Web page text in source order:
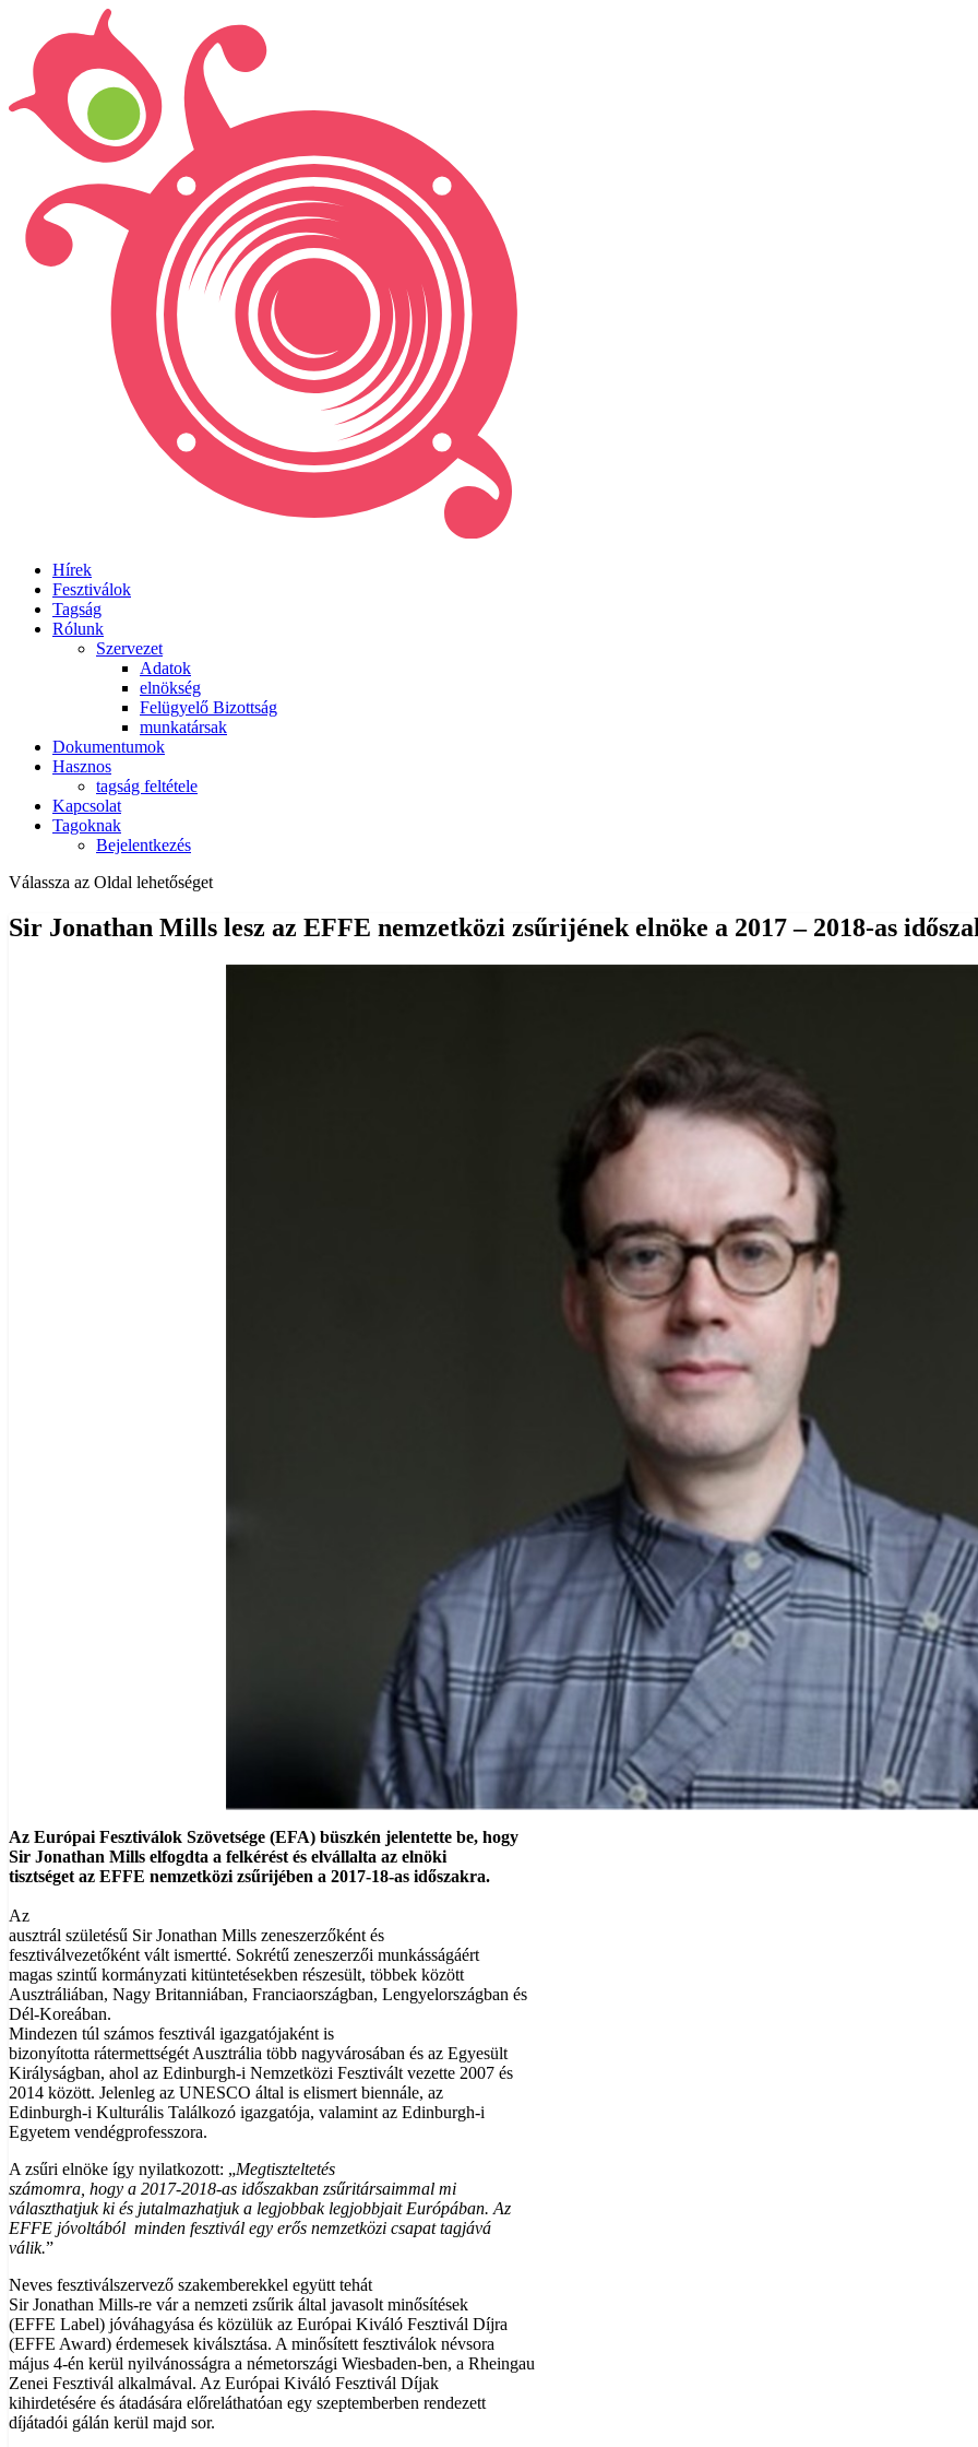
Hírek
Fesztiválok
Tagság
Rólunk
Szervezet
Adatok
elnökség
Felügyelő Bizottság
munkatársak
Dokumentumok
Hasznos
tagság feltétele
Kapcsolat
Tagoknak
Bejelentkezés
Válassza az Oldal lehetőséget
Sir Jonathan Mills lesz az EFFE nemzetközi zsűrijének elnöke a 2017 – 2018-as
Az Európai Fesztiválok Szövetsége (EFA) büszkén jelentette be, hogy
Sir Jonathan Mills elfogdta a felkérést és elvállalta az elnöki
tisztséget az EFFE nemzetközi zsűrijében a 2017-18-as időszakra.
Az
ausztrál születésű Sir Jonathan Mills zeneszerzőként és
fesztiválvezetőként vált ismertté. Sokrétű zeneszerzői munkásságáért
magas szintű kormányzati kitüntetésekben részesült, többek között
Ausztráliában, Nagy Britanniában, Franciaországban, Lengyelországban és
Dél-Koreában.
Mindezen túl számos fesztivál igazgatójaként is
bizonyította rátermettségét Ausztrália több nagyvárosában és az Egyesült
Királyságban, ahol az Edinburgh-i Nemzetközi Fesztivált vezette 2007 és
2014 között. Jelenleg az UNESCO által is elismert biennále, az
Edinburgh-i Kulturális Találkozó igazgatója, valamint az Edinburgh-i
Egyetem vendégprofesszora.
A zsűri elnöke így nyilatkozott: „Megtiszteltetés
számomra, hogy a 2017-2018-as időszakban zsűritársaimmal mi
választhatjuk ki és jutalmazhatjuk a legjobbak legjobbjait Európában. Az
EFFE jóvoltából minden fesztivál egy erős nemzetközi csapat tagjává
válik.”
Neves fesztiválszervező szakemberekkel együtt tehát
Sir Jonathan Mills-re vár a nemzeti zsűrik által javasolt minősítések
(EFFE Label) jóváhagyása és közülük az Európai Kiváló Fesztivál Díjra
(EFFE Award) érdemesek kiválsztása. A minősített fesztiválok névsora
május 4-én kerül nyilvánosságra a németországi Wiesbaden-ben, a Rheingau
Zenei Fesztivál alkalmával. Az Európai Kiváló Fesztivál Díjak
kihirdetésére és átadására előreláthatóan egy szeptemberben rendezett
díjátadói gálán kerül majd sor.